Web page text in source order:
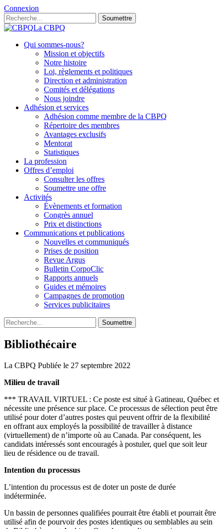
Connexion
Soumettre
La CBPQ
Qui sommes-nous?
Mission et objectifs
Notre histoire
Loi, règlements et politiques
Direction et administration
Comités et délégations
Nous joindre
Adhésion et services
Adhésion comme membre de la CBPQ
Répertoire des membres
Avantages exclusifs
Mentorat
Statistiques
La profession
Offres d’emploi
Consulter les offres
Soumettre une offre
Activités
Évènements et formation
Congrès annuel
Prix et distinctions
Communications et publications
Nouvelles et communiqués
Prises de position
Revue Argus
Bulletin CorpoClic
Rapports annuels
Guides et mémoires
Campagnes de promotion
Services publicitaires
Soumettre
Bibliothécaire
La CBPQ Publiée le 27 septembre 2022
Milieu de travail
*** TRAVAIL VIRTUEL : Ce poste est situé à Gatineau, Québec et
nécessite une présence sur place. Ce processus de sélection peut être
utilisé pour doter d’autres postes qui peuvent offrir de la flexibilité
en offrant aux employés la possibilité de travailler à distance
(virtuellement) de n’importe où au Canada. Par conséquent, les
candidats intéressés sont encouragés à postuler, quel que soit leur
lieu de résidence ou de travail.
Intention du processus
L’intention du processus est de doter un poste de durée
indéterminée.
Un bassin de personnes qualifiées pourrait être établi et pourrait être
utilisé afin de pourvoir des postes identiques ou semblables au sein